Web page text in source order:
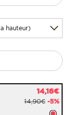
14,16€
14,90€ -5%